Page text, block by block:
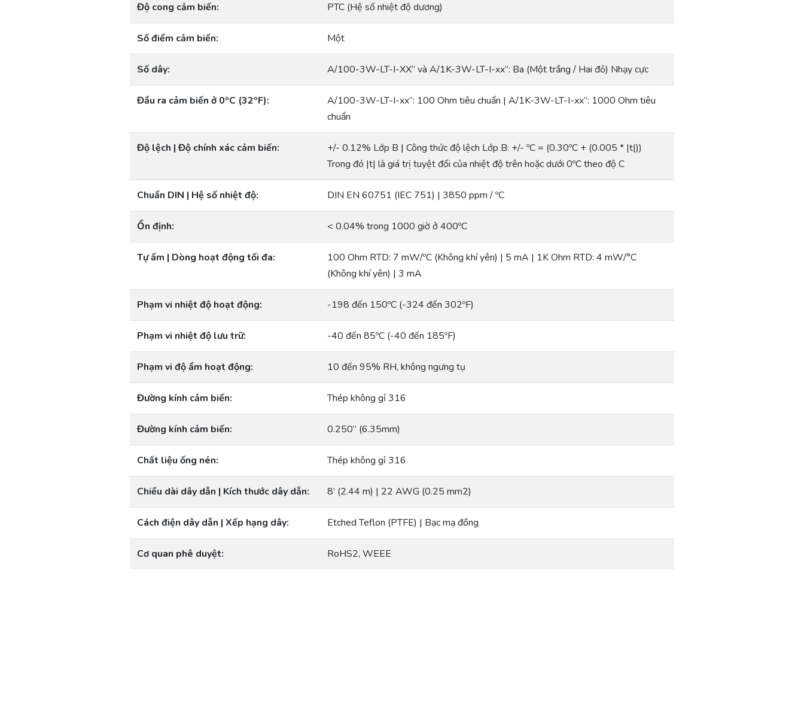
Độ cong cảm biến: PTC (Hệ số nhiệt độ dương)
Số điểm cảm biến: Một
Số dây: A/100-3W-LT-I-XX” và A/1K-3W-LT-I-xx”: Ba (Một trắng / Hai đỏ) Nhạy cực
Đầu ra cảm biến ở 0ºC (32ºF):
A/100-3W-LT-I-xx”: 100 Ohm tiêu chuẩn | A/1K-3W-LT-I-xx”: 1000 Ohm tiêu
chuẩn
Độ lệch | Độ chính xác cảm biến:
+/- 0.12% Lớp B | Công thức độ lệch Lớp B: +/- ºC = (0.30ºC + (0.005 * |t|))
Trong đó |t| là giá trị tuyệt đối của nhiệt độ trên hoặc dưới 0ºC theo độ C
Chuẩn DIN | Hệ số nhiệt độ: DIN EN 60751 (IEC 751) | 3850 ppm / ºC
Ổn định: < 0.04% trong 1000 giờ ở 400ºC
Tự ấm | Dòng hoạt động tối đa:
100 Ohm RTD: 7 mW/ºC (Không khí yên) | 5 mA | 1K Ohm RTD: 4 mW/°C
(Không khí yên) | 3 mA
Phạm vi nhiệt độ hoạt động: -198 đến 150ºC (-324 đến 302ºF)
Phạm vi nhiệt độ lưu trữ: -40 đến 85ºC (-40 đến 185ºF)
Phạm vi độ ẩm hoạt động: 10 đến 95% RH, không ngưng tụ
Đường kính cảm biến: Thép không gỉ 316
Đường kính cảm biến: 0.250” (6.35mm)
Chất liệu ống nén: Thép không gỉ 316
Chiều dài dây dẫn | Kích thước dây dẫn: 8’ (2.44 m) | 22 AWG (0.25 mm2)
Cách điện dây dẫn | Xếp hạng dây: Etched Teflon (PTFE) | Bạc mạ đồng
Cơ quan phê duyệt: RoHS2, WEEE